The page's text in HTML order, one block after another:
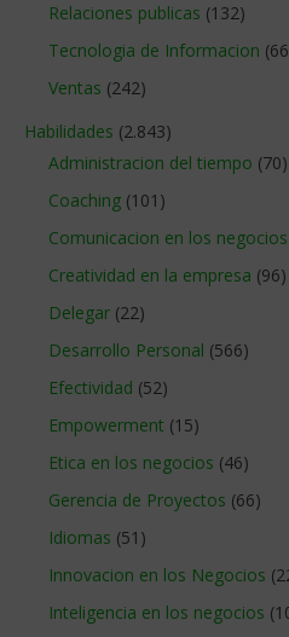
Relaciones publicas (132)
Tecnologia de Informacion
Ventas (242)
Habilidades (2.843)
Administracion del tiempo (70)
Coaching (101)
Comunicacion en los negocios
Creatividad en la empresa (96)
Delegar (22)
Desarrollo Personal (566)
Efectividad (52)
Empowerment (15)
Etica en los negocios (46)
Gerencia de Proyectos (66)
Idiomas (51)
Innovacion en los Negocios
Inteligencia en los negocios